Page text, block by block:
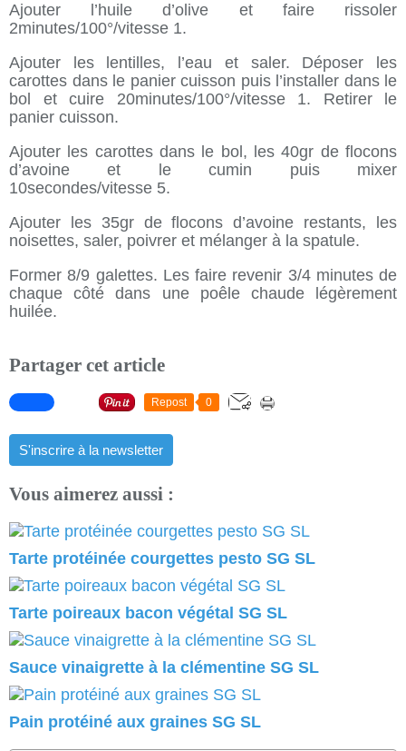
Ajouter l’huile d’olive et faire rissoler
2minutes/100°/vitesse 1.
Ajouter les lentilles, l’eau et saler. Déposer les
carottes dans le panier cuisson puis l’installer dans le
bol et cuire 20minutes/100°/vitesse 1. Retirer le
panier cuisson.
Ajouter les carottes dans le bol, les 40gr de flocons
d’avoine et le cumin puis mixer
10secondes/vitesse 5.
Ajouter les 35gr de flocons d’avoine restants, les
noisettes, saler, poivrer et mélanger à la spatule.
Former 8/9 galettes. Les faire revenir 3/4 minutes de
chaque côté dans une poêle chaude légèrement
huilée.
Partager cet article
Repost 0
S'inscrire à la newsletter
Vous aimerez aussi :
Tarte protéinée courgettes pesto SG SL
Tarte poireaux bacon végétal SG SL
Sauce vinaigrette à la clémentine SG SL
Pain protéiné aux graines SG SL